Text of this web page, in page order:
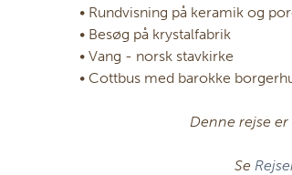
• Rundvisning på keramik og
• Besøg på krystalfabrik
• Vang - norsk stavkirke
• Cottbus med barokke
Denne rejse
Se